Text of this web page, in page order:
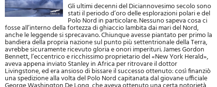
Gli ultimi decenni del Diciannovesimo secolo sono
stati il periodo d’oro delle esplorazioni polari e del
Polo Nord in particolare. Nessuno sapeva cosa ci
fosse all’interno della fortezza di ghiaccio lambita dai mari del Nord,
anche le leggende si sprecavano. Chiunque avesse piantato per primo la
bandiera della propria nazione sul punto più settentrionale della Terra,
avrebbe sicuramente ricevuto gloria e onori imperituri. James Gordon
Bennett, l’eccentrico e ricchissimo proprietario del «New York Herald»,
aveva appena inviato Stanley in Africa per ritrovare il dottor
Livingstone, ed era ansioso di bissare il successo ottenuto: così finanziò
una spedizione alla volta del Polo Nord capitanata dal giovane ufficiale